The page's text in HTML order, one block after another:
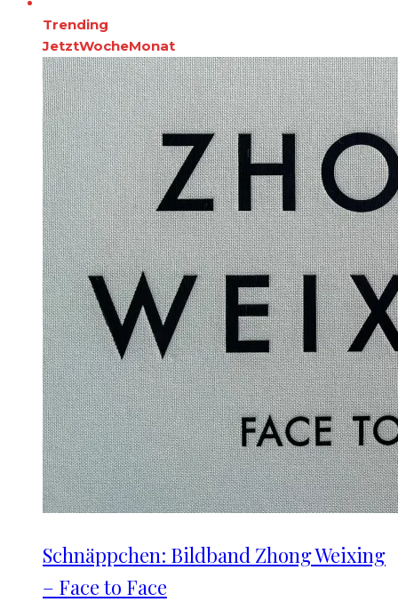
Trending
JetztWocheMonat
Schnäppchen: Bildband Zhong Weixing
– Face to Face